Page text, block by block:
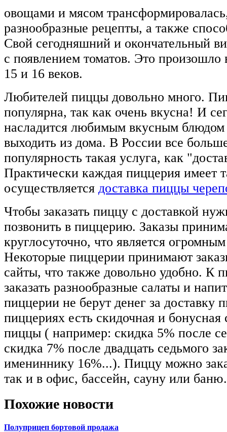
овощами и мясом
разнообразные рецепты, а также
Свой сегодняшний и окончательный
с появлением томатов. Это произошло
15 и 16 веков.
Любителей пиццы довольно много.
популярна, так как очень вкусна! И
насладится любимым вкусным блюдом
выходить из дома. В России все
популярность такая услуга, как
Практически каждая пиццерия имеет
осуществляется доставка пиццы
Чтобы заказать пиццу с доставкой
позвонить в пиццерию. Заказы
круглосуточно, что является
Некоторые пиццерии принимают
сайты, что также довольно удобно. К
заказать разнообразные салаты и
пиццерии не берут денег за доставку
пиццериях есть скидочная и бонусная
пиццы ( например: скидка 5% после
скидка 7% после двадцать седьмого
имениннику 16%...). Пиццу можно
так и в офис, бассейн, сауну или
Похожие новости
Полуприцеп бортовой продажа